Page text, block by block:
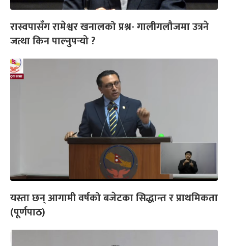
रास्वपासँग रामेश्वर खनालको प्रश्न- गालीगलौजमा उत्रने
जत्था किन पाल्नुपर्‍यो ?
यस्ता छन् आगामी वर्षको बजेटका सिद्धान्त र प्राथमिकता
(पूर्णपाठ)